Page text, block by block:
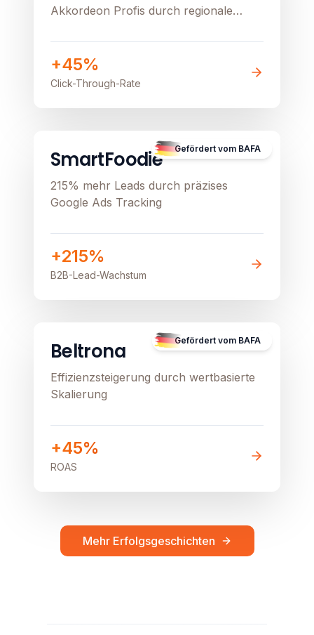
Akkordeon Profis durch regionale
stationären Verkauf beflügeln
+45%
Click-Through-Rate
Gefördert vom BAFA
B2B
SmartFoodie
215% mehr Leads durch präzises
Google Ads Tracking
+215%
B2B-Lead-Wachstum
Gefördert vom BAFA
E-Commerce
Beltrona
Effizienzsteigerung durch wertbasierte
Skalierung
+45%
ROAS
Mehr Erfolgsgeschichten